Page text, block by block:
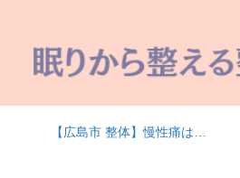
【広島市 整体】慢性痛は結果であって原因ではない | 眠りと身体を整える整体院 からだ おーけー堂